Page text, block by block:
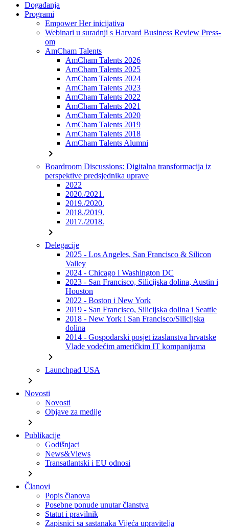
Događanja
Programi
Empower Her inicijativa
Webinari u suradnji s Harvard Business Review Press-
om
AmCham Talents
AmCham Talents 2026
AmCham Talents 2025
AmCham Talents 2024
AmCham Talents 2023
AmCham Talents 2022
AmCham Talents 2021
AmCham Talents 2020
AmCham Talents 2019
AmCham Talents 2018
AmCham Talents Alumni
chevron_right
Boardroom Discussions: Digitalna transformacija iz
perspektive predsjednika uprave
2022
2020./2021.
2019./2020.
2018./2019.
2017./2018.
chevron_right
Delegacije
2025 - Los Angeles, San Francisco & Silicon
Valley
2024 - Chicago i Washington DC
2023 - San Francisco, Silicijska dolina, Austin i
Houston
2022 - Boston i New York
2019 - San Francisco, Silicijska dolina i Seattle
2018 - New York i San Francisco/Silicijska
dolina
2014 - Gospodarski posjet izaslanstva hrvatske
Vlade vodećim američkim IT kompanijama
chevron_right
Launchpad USA
chevron_right
Novosti
Novosti
Objave za medije
chevron_right
Publikacije
Godišnjaci
News&Views
Transatlantski i EU odnosi
chevron_right
Članovi
Popis članova
Posebne ponude unutar članstva
Statut i pravilnik
Zapisnici sa sastanaka Vijeća upravitelja